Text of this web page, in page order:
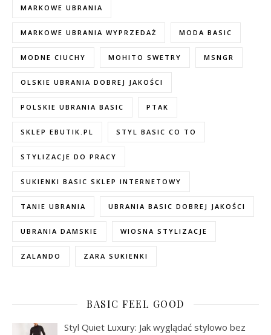
MARKOWE UBRANIA
MARKOWE UBRANIA WYPRZEDAŻ MODA BASIC
MODNE CIUCHY MOHITO SWETRY MSNGR
OLSKIE UBRANIA DOBREJ JAKOŚCI
POLSKIE UBRANIA BASIC PTAK
SKLEP EBUTIK.PL STYL BASIC CO TO
STYLIZACJE DO PRACY
SUKIENKI BASIC SKLEP INTERNETOWY
TANIE UBRANIA UBRANIA BASIC DOBREJ JAKOŚCI
UBRANIA DAMSKIE WIOSNA STYLIZACJE
ZALANDO ZARA SUKIENKI
BASIC FEEL GOOD
Styl Quiet Luxury: Jak wyglądać stylowo bez